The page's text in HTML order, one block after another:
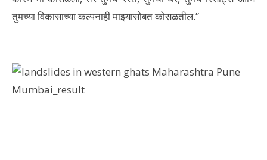
तुमच्या विकासाच्या कल्पनाही माझ्यासोबत कोसळतील.”